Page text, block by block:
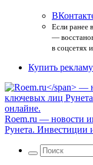
Если ранее
—
в соцсетях
Купить рекламу
Roem.ru — новости
Рунета. Инвестиции